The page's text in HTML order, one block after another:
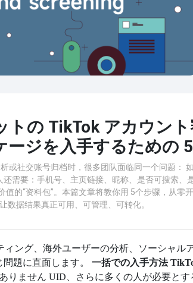
トの TikTok アカウン
ージを入手するための
或社交账号归档时，很多团队面临同一个问题：
还需要：手机号、主页链接、昵称、是否可搜索、
值的“资料包”。本篇文章将教你用 5个步骤，从零
数据结果真正可用、可管理、可转化。
ィング、海外ユーザーの分析、ソーシャル
題に直面します。
一括での入手方法
りません UID、さらに多くの人が必要と